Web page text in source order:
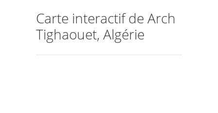
Carte interactif de Arch
Tighaouet, Algérie